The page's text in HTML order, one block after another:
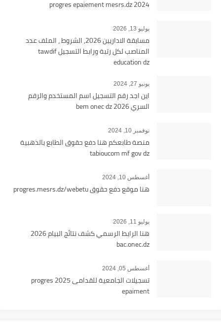
2024 progres epaiement mesrs.dz
يوليو 13, 2026
مسابقة الاداريين 2026, الشروط ، الملف عدد
المناصب لكل رتبة ورابط التسجيل tawdif
education dz
يونيو 27, 2024
اين اجد رقم التسجيل اسم المستخدم والرقم
السري bem onec dz 2026
نوفمبر 10, 2024
منصة طابعكم هنا دفع حقوق الطابع بالذهبية
tabioucom mf gov dz
أغسطس 10, 2024
هنا موقع دفع حقوق progres.mesrs.dz/webetu
يوليو 11, 2026
هنا الرابط الرسمي كشف نتائج البيام 2026
bac.onec.dz
أغسطس 05, 2024
تسجيلات الجامعية للقدامى 2025 progres
epaiment